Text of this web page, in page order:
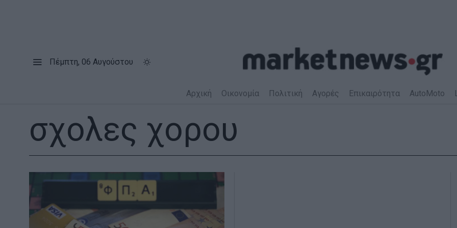
Πέμπτη, 06 Αυγούστου
Αρχική Οικονομία Πολιτική Αγορές Επικαιρότητα AutoMoto
σχολες χορου